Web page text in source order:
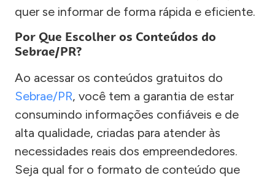
quer se informar de forma rápida e eficiente.
Por Que Escolher os Conteúdos do
Sebrae/PR?
Ao acessar os conteúdos gratuitos do
Sebrae/PR, você tem a garantia de estar
consumindo informações confiáveis e de
alta qualidade, criadas para atender às
necessidades reais dos empreendedores.
Seja qual for o formato de conteúdo que